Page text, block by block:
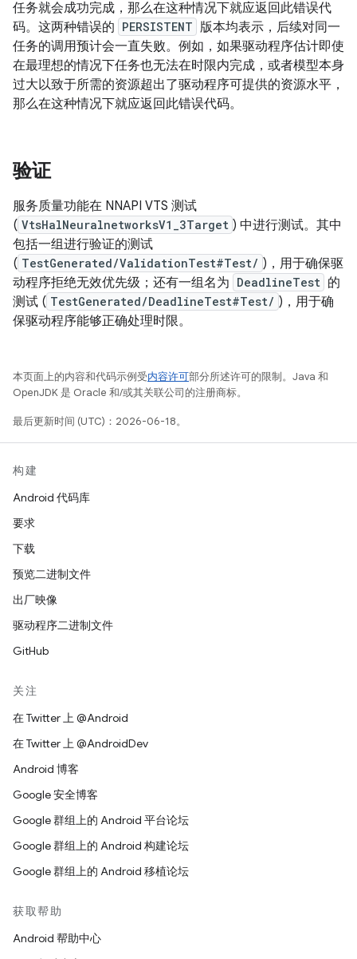
任务就会成功完成，那么在这种情况下就应返回此错误代
码。这两种错误的 PERSISTENT 版本均表示，后续对同一
任务的调用预计会一直失败。例如，如果驱动程序估计即使
在最理想的情况下任务也无法在时限内完成，或者模型本身
过大以致于所需的资源超出了驱动程序可提供的资源水平，
那么在这种情况下就应返回此错误代码。
验证
服务质量功能在 NNAPI VTS 测试
( VtsHalNeuralnetworksV1_3Target ) 中进行测试。其中
包括一组进行验证的测试
( TestGenerated/ValidationTest#Test/ )，用于确保驱
动程序拒绝无效优先级；还有一组名为 DeadlineTest 的
测试 ( TestGenerated/DeadlineTest#Test/ )，用于确
保驱动程序能够正确处理时限。
本页面上的内容和代码示例受内容许可部分所述许可的限制。Java 和
OpenJDK 是 Oracle 和/或其关联公司的注册商标。
最后更新时间 (UTC)：2026-06-18。
构建
Android 代码库
要求
下载
预览二进制文件
出厂映像
驱动程序二进制文件
GitHub
关注
在 Twitter 上 @Android
在 Twitter 上 @AndroidDev
Android 博客
Google 安全博客
Google 群组上的 Android 平台论坛
Google 群组上的 Android 构建论坛
Google 群组上的 Android 移植论坛
获取帮助
Android 帮助中心